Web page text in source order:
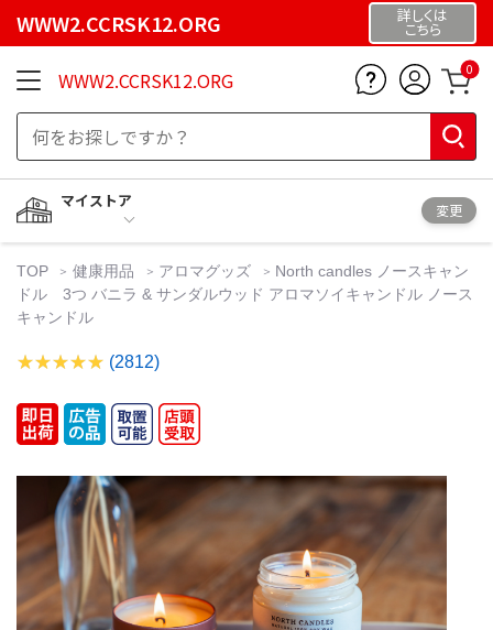
WWW2.CCRSK12.ORG 詳しくは
こちら
WWW2.CCRSK12.ORG 0
マイストア
変更
TOP 健康用品 アロマグッズ
North candles ノースキャン
ドル 3つ バニラ & サンダルウッド アロマソイキャンドル ノース
キャンドル
(2812)